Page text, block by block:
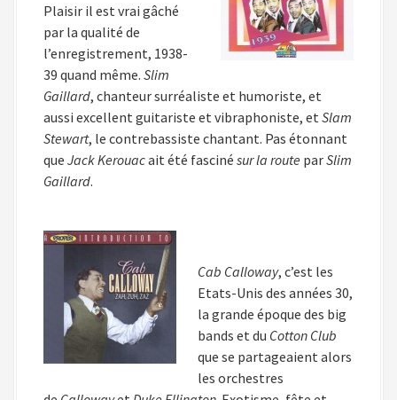
Plaisir il est vrai gâché
par la qualité de
l’enregistrement, 1938-
39 quand même. Slim
Gaillard, chanteur surréaliste et humoriste, et
aussi excellent guitariste et vibraphoniste, et Slam
Stewart, le contrebassiste chantant. Pas étonnant
que Jack Kerouacait été fasciné sur la route parSlim
Gaillard.
Cab Calloway, c’est les
Etats-Unis des années 30,
la grande époque des big
bands et du Cotton Club
que se partageaient alors
les orchestres